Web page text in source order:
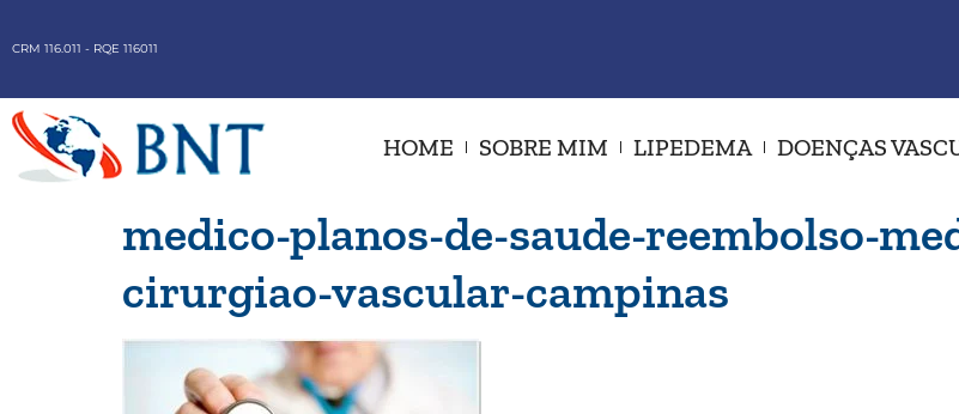
CRM 116.011 - RQE 116011
HOME SOBRE MIM LIPEDEMA DOENÇAS
medico-planos-de-saude-reembolso-
cirurgiao-vascular-campinas